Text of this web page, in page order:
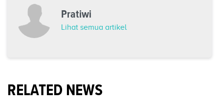
Pratiwi
Lihat semua artikel
RELATED NEWS